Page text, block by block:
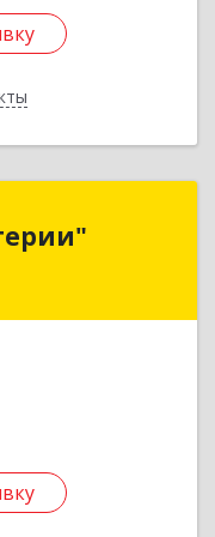
обл, Камышлов г,